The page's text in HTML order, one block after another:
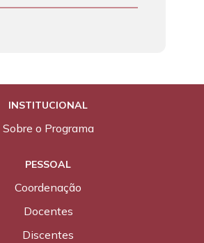
INSTITUCIONAL
Sobre o Programa
PESSOAL
Coordenação
Docentes
Discentes